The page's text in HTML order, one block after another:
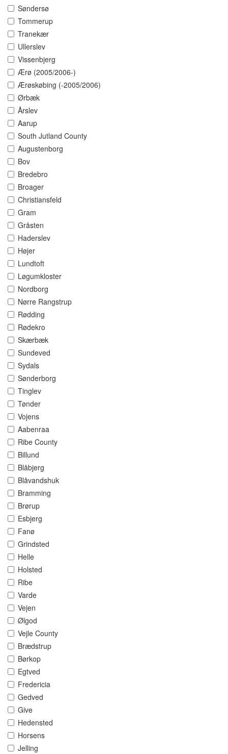
Søndersø
Tommerup
Tranekær
Ullerslev
Vissenbjerg
Ærø (2005/2006-)
Ærøskøbing (-2005/2006)
Ørbæk
Årslev
Aarup
South Jutland County
Augustenborg
Bov
Bredebro
Broager
Christiansfeld
Gram
Gråsten
Haderslev
Højer
Lundtoft
Løgumkloster
Nordborg
Nørre Rangstrup
Rødding
Rødekro
Skærbæk
Sundeved
Sydals
Sønderborg
Tinglev
Tønder
Vojens
Aabenraa
Ribe County
Billund
Blåbjerg
Blåvandshuk
Bramming
Brørup
Esbjerg
Fanø
Grindsted
Helle
Holsted
Ribe
Varde
Vejen
Ølgod
Vejle County
Brædstrup
Børkop
Egtved
Fredericia
Gedved
Give
Hedensted
Horsens
Jelling